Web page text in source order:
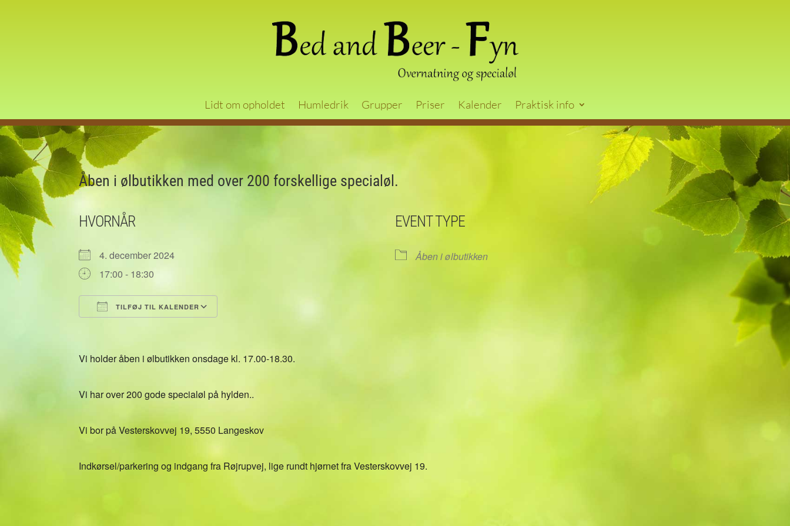
Lidt om opholdet Humledrik Grupper Priser Kalender Praktisk info
Åben i ølbutikken med over 200 forskellige specialøl.
HVORNÅR
4. december 2024
17:00 - 18:30
TILFØJ TIL KALENDER
EVENT TYPE
Åben i ølbutikken
Vi holder åben i ølbutikken onsdage kl. 17.00-18.30.
Vi har over 200 gode specialøl på hylden..
Vi bor på Vesterskovvej 19, 5550 Langeskov
Indkørsel/parkering og indgang fra Røjrupvej, lige rundt hjørnet fra Vesterskovvej 19.